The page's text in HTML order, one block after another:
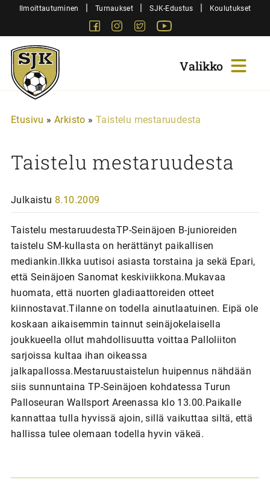
SiirryIlmoittautuminen | Turnaukset | SJK-Edustus | Koulutukset
FacebookInstagram
Twitter
Sjk-
Juniorit
Etusivu » Arkisto » Taistelu mestaruudesta
Taistelu mestaruudesta
Julkaistu 8.10.2009
Taistelu mestaruudestaTP-Seinäjoen B-junioreiden
taistelu SM-kullasta on herättänyt paikallisen
mediankin.Ilkka uutisoi asiasta torstaina ja sekä Epari,
että Seinäjoen Sanomat keskiviikkona.Mukavaa
huomata, että nuorten gladiaattoreiden otteet
kiinnostavat.Tilanne on todella ainutlaatuinen. Eipä ole
koskaan aikaisemmin tainnut seinäjokelaisella
joukkueella ollut mahdollisuutta voittaa Palloliiton
sarjoissa kultaa ihan oikeassa
jalkapallossa.Mestaruustaistelun huipennus nähdään
siis sunnuntaina TP-Seinäjoen kohdatessa Turun
Palloseuran Wallsport Areenassa klo 13.00.Paikalle
kannattaa tulla hyvissä ajoin, sillä vaikuttaa siltä, että
hallissa tulee olemaan todella hyvin väkeä.